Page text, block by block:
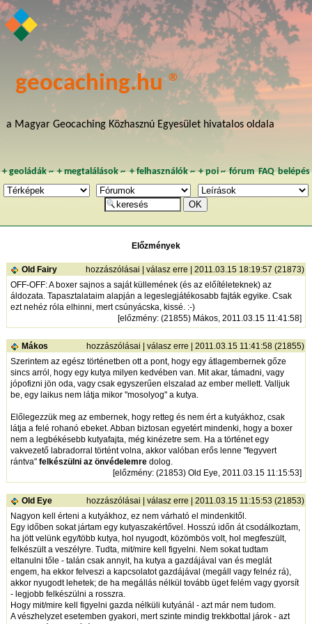
geocaching.hu ®
a Magyar Geocaching Közhasznú Egyesület hivatalos oldala
+geoládák~ +megtalálások~ +felhasználók~ +poi~ fórum FAQ belépés
Előzmények
Old Fairy hozzászólásai válasz erre | 2011.03.15 18:19:57 (21873)
OFF-OFF: A boxer sajnos a saját küllemének (és az előítéleteknek) az
áldozata. Tapasztalataim alapján a legeslegjátékosabb fajták egyike. Csak
ezt nehéz róla elhinni, mert csúnyácska, kissé. :-)
[előzmény: (21855) Mákos, 2011.03.15 11:41:58]
Mákos hozzászólásai válasz erre | 2011.03.15 11:41:58 (21855)
Szerintem az egész történetben ott a pont, hogy egy átlagembernek gőze
sincs arról, hogy egy kutya milyen kedvében van. Mit akar, támadni, vagy
jópofizni jön oda, vagy csak egyszerűen elszalad az ember mellett. Valljuk
be, egy laikus nem látja mikor "mosolyog" a kutya.
Előlegezzük meg az embernek, hogy retteg és nem ért a kutyákhoz, csak
látja a felé rohanó ebeket. Abban biztosan egyetért mindenki, hogy a boxer
nem a legbékésebb kutyafajta, még kinézetre sem. Ha a történet egy
vakvezető labradorral történt volna, akkor valóban erős lenne "fegyvert
rántva" felkészülni az önvédelemredolog.
[előzmény: (21853) Old Eye, 2011.03.15 11:15:53]
Old Eye hozzászólásai válasz erre | 2011.03.15 11:15:53 (21853)
Nagyon kell érteni a kutyákhoz, ez nem várható el mindenkitől.
Egy időben sokat jártam egy kutyaszakértővel. Hosszú időn át csodálkoztam,
ha jött velünk egy/több kutya, hol nyugodt, közömbös volt, hol megfeszült,
felkészült a veszélyre. Tudta, mit/mire kell figyelni. Nem sokat tudtam
eltanulni tőle - talán csak annyit, ha kutya a gazdájával van és meglát
engem, ha ekkor felveszi a kapcsolatot gazdájával (megáll vagy felnéz rá),
akkor nyugodt lehetek; de ha megállás nélkül tovább üget felém vagy gyorsít
- legjobb felkészülni a rosszra.
Hogy mit/mire kell figyelni gazda nélküli kutyánál - azt már nem tudom.
A vészhelyzet esetemben gyakori, mert szinte mindig trekkbottal járok - azt